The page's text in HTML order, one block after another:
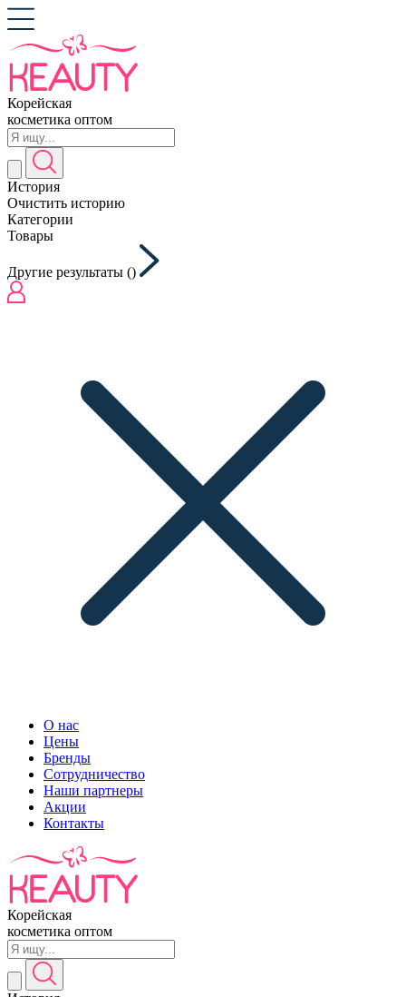
Корейская
косметика оптом
История
Очистить историю
Категории
Товары
Другие результаты ()
О нас
Цены
Бренды
Сотрудничество
Наши партнеры
Акции
Контакты
Корейская
косметика оптом